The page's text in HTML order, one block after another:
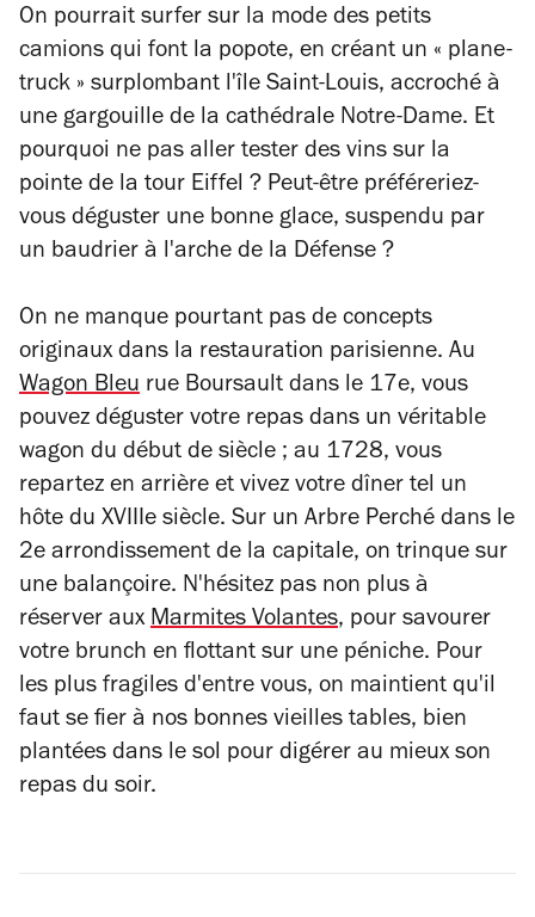
On pourrait surfer sur la mode des petits
camions qui font la popote, en créant un « plane-
truck » surplombant l'île Saint-Louis, accroché à
une gargouille de la cathédrale Notre-Dame. Et
pourquoi ne pas aller tester des vins sur la
pointe de la tour Eiffel ? Peut-être préféreriez-
vous déguster une bonne glace, suspendu par
un baudrier à l'arche de la Défense ?
On ne manque pourtant pas de concepts
originaux dans la restauration parisienne. Au
Wagon Bleu rue Boursault dans le 17e, vous
pouvez déguster votre repas dans un véritable
wagon du début de siècle ; au 1728, vous
repartez en arrière et vivez votre dîner tel un
hôte du XVIIIe siècle. Sur un Arbre Perché dans le
2e arrondissement de la capitale, on trinque sur
une balançoire. N'hésitez pas non plus à
réserver aux Marmites Volantes, pour savourer
votre brunch en flottant sur une péniche. Pour
les plus fragiles d'entre vous, on maintient qu'il
faut se fier à nos bonnes vieilles tables, bien
plantées dans le sol pour digérer au mieux son
repas du soir.